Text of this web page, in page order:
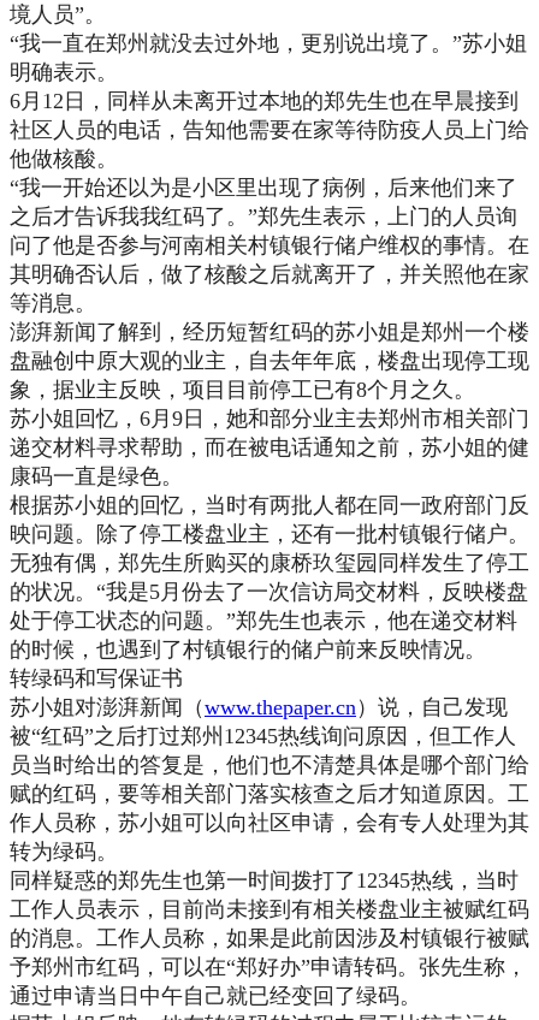
境人员”。
“我一直在郑州就没去过外地，更别说出境了。”苏小姐
明确表示。
6月12日，同样从未离开过本地的郑先生也在早晨接到
社区人员的电话，告知他需要在家等待防疫人员上门给
他做核酸。
“我一开始还以为是小区里出现了病例，后来他们来了
之后才告诉我我红码了。”郑先生表示，上门的人员询
问了他是否参与河南相关村镇银行储户维权的事情。在
其明确否认后，做了核酸之后就离开了，并关照他在家
等消息。
澎湃新闻了解到，经历短暂红码的苏小姐是郑州一个楼
盘融创中原大观的业主，自去年年底，楼盘出现停工现
象，据业主反映，项目目前停工已有8个月之久。
苏小姐回忆，6月9日，她和部分业主去郑州市相关部门
递交材料寻求帮助，而在被电话通知之前，苏小姐的健
康码一直是绿色。
根据苏小姐的回忆，当时有两批人都在同一政府部门反
映问题。除了停工楼盘业主，还有一批村镇银行储户。
无独有偶，郑先生所购买的康桥玖玺园同样发生了停工
的状况。“我是5月份去了一次信访局交材料，反映楼盘
处于停工状态的问题。”郑先生也表示，他在递交材料
的时候，也遇到了村镇银行的储户前来反映情况。
转绿码和写保证书
苏小姐对澎湃新闻（www.thepaper.cn ）说，自己发现
被“红码”之后打过郑州12345热线询问原因，但工作人
员当时给出的答复是，他们也不清楚具体是哪个部门给
赋的红码，要等相关部门落实核查之后才知道原因。工
作人员称，苏小姐可以向社区申请，会有专人处理为其
转为绿码。
同样疑惑的郑先生也第一时间拨打了12345热线，当时
工作人员表示，目前尚未接到有相关楼盘业主被赋红码
的消息。工作人员称，如果是此前因涉及村镇银行被赋
予郑州市红码，可以在“郑好办”申请转码。张先生称，
通过申请当日中午自己就已经变回了绿码。